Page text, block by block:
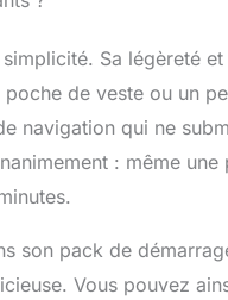
l'écran LCD est
regardez le viseur
pour économiser de
l'utilisiez pour le
importants ou
à vos besoins et vous
ce temps, si
Photo Numérique
également des
Sa légèreté
de veste ou un
navigation qui ne
: même une
son pack de
Vous pouvez